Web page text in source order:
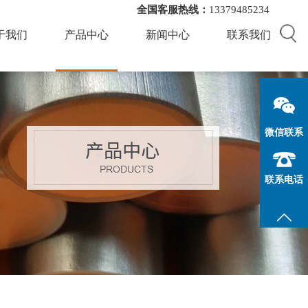
全国客服热线： 13379485234
我们 产品中心 新闻中心 联系我们
微信联系
联系电话